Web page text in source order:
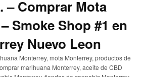
– Comprar Mota
Smoke Shop #1 en
Nuevo Leon
Monterrey, mota Monterrey, productos de
marihuana Monterrey, aceite de CBD